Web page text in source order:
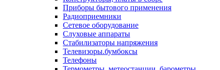
Приборы бытового применения
Радиоприемники
Сетевое оборудование
Слуховые аппараты
Стабилизаторы напряжения
Телевизоры.бумбоксы
Телефоны